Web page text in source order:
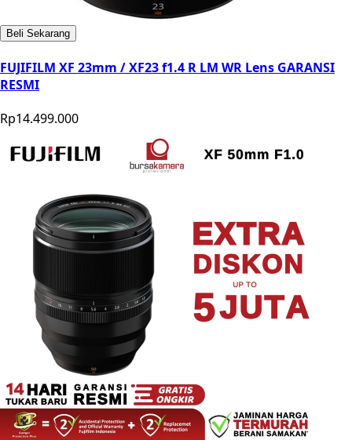
Beli Sekarang
FUJIFILM XF 23mm / XF23 f1.4 R LM WR Lens GARANSI
RESMI
Rp14.499.000